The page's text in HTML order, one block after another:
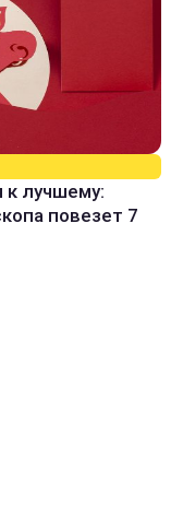
лучшему:
повезет 7